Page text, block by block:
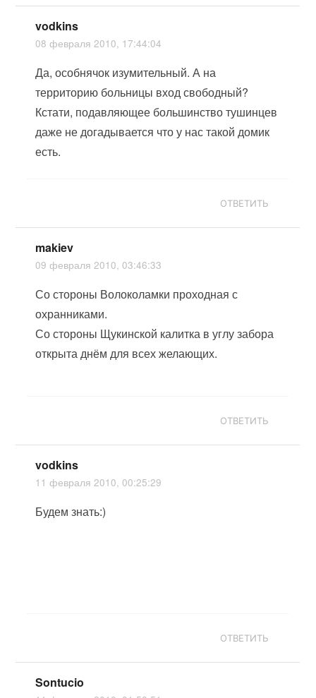
vodkins
08 февраля 2010, 17:44:04
Да, особнячок изумительный. А на
территорию больницы вход свободный?
Кстати, подавляющее большинство тушинцев
даже не догадывается что у нас такой домик
есть.
ОТВЕТИТЬ
makiev
09 февраля 2010, 03:46:33
Со стороны Волоколамки проходная с
охранниками.
Со стороны Щукинской калитка в углу забора
открыта днём для всех желающих.
ОТВЕТИТЬ
vodkins
11 февраля 2010, 00:25:29
Будем знать:)
ОТВЕТИТЬ
Sontucio